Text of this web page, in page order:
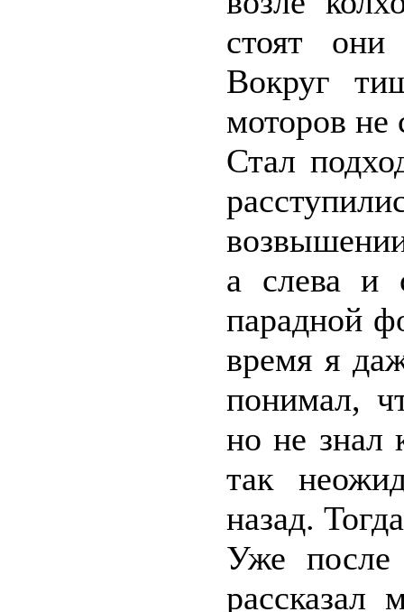
стоят
Вокруг
моторов не
Стал
а слева и
парадной
время я
понимал,
но не знал
так
назад.
Уже после
рассказал